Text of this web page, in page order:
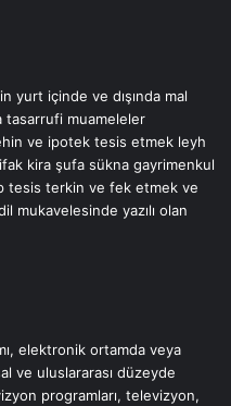
yurt içinde ve dışında mal
tasarrufi muameleler
ve ipotek tesis etmek leyh
kira şufa sükna gayrimenkul
tesis terkin ve fek etmek ve
mukavelesinde yazılı olan
elektronik ortamda veya
ve uluslararası düzeyde
programları, televizyon,